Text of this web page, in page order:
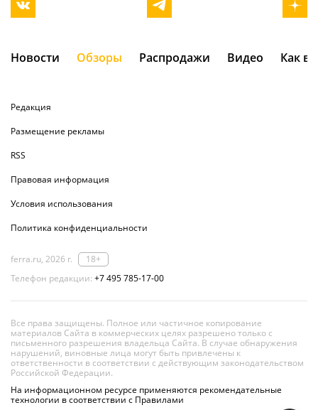
Новости Обзоры Распродажи Видео Как
Редакция
Размещение рекламы
RSS
Правовая информация
Условия использования
Политика конфиденциальности
ferra.ru, 2026 г.
18+
Телефон редакции: +7 495 785-17-00
Все права защищены. Полное или частичное копирование
материалов Сайта в коммерческих целях разрешено только с
письменного разрешения владельца Сайта. В случае обнаружения
нарушений, виновные лица могут быть привлечены к
ответственности в соответствии с действующим законодательством
Российской Федерации.
На информационном ресурсе применяются рекомендательные
технологии в соответствии с Правилами